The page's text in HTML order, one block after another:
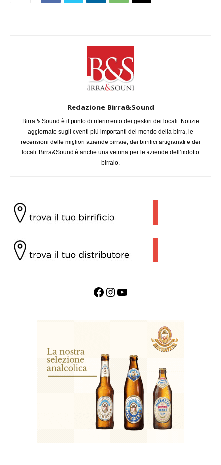
Redazione Birra&Sound
Birra & Sound è il punto di riferimento dei gestori dei locali. Notizie
aggiornate sugli eventi più importanti del mondo della birra, le
recensioni delle migliori aziende birraie, dei birrifici artigianali e dei
locali. Birra&Sound è anche una vetrina per le aziende dell’indotto
birraio.
Facebook InstagramYouTube